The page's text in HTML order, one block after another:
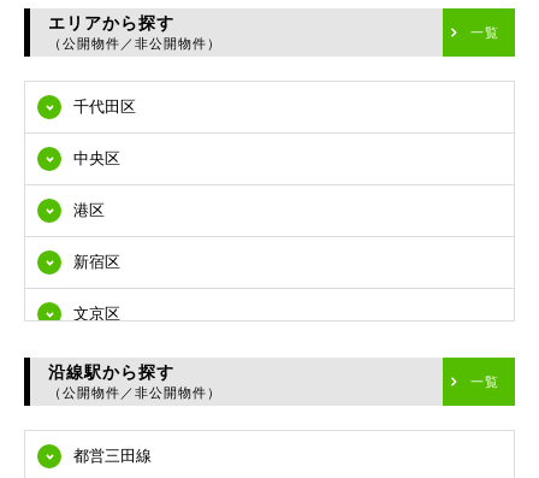
エリアから探す
（公開物件／非公開物件）
一覧
千代田区
中央区
港区
新宿区
文京区
台東区
江東区
沿線駅から探す
（公開物件／非公開物件）
一覧
都営三田線